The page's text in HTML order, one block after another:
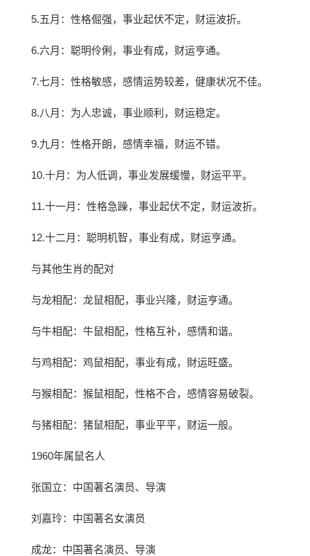
5.五月：性格倔强，事业起伏不定，财运波折。
6.六月：聪明伶俐，事业有成，财运亨通。
7.七月：性格敏感，感情运势较差，健康状况不佳。
8.八月：为人忠诚，事业顺利，财运稳定。
9.九月：性格开朗，感情幸福，财运不错。
10.十月：为人低调，事业发展缓慢，财运平平。
11.十一月：性格急躁，事业起伏不定，财运波折。
12.十二月：聪明机智，事业有成，财运亨通。
与其他生肖的配对
与龙相配：龙鼠相配，事业兴隆，财运亨通。
与牛相配：牛鼠相配，性格互补，感情和谐。
与鸡相配：鸡鼠相配，事业有成，財运旺盛。
与猴相配：猴鼠相配，性格不合，感情容易破裂。
与猪相配：猪鼠相配，事业平平，财运一般。
1960年属鼠名人
张国立：中国著名演员、导演
刘嘉玲：中国著名女演员
成龙：中国著名演员、导演